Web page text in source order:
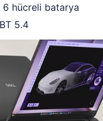
hücreli batarya
5.4